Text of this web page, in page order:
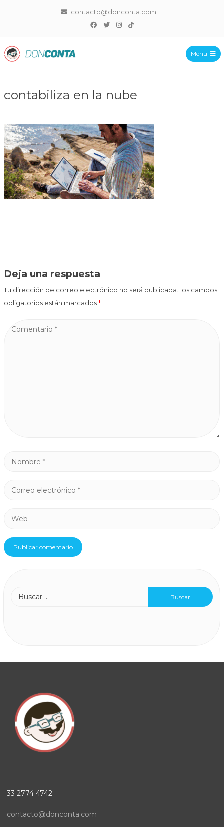
contacto@donconta.com
Menu
contabiliza en la nube
Deja una respuesta
Tu dirección de correo electrónico no será publicada.Los campos
obligatorios están marcados*
33 2774 4742
contacto@donconta.com